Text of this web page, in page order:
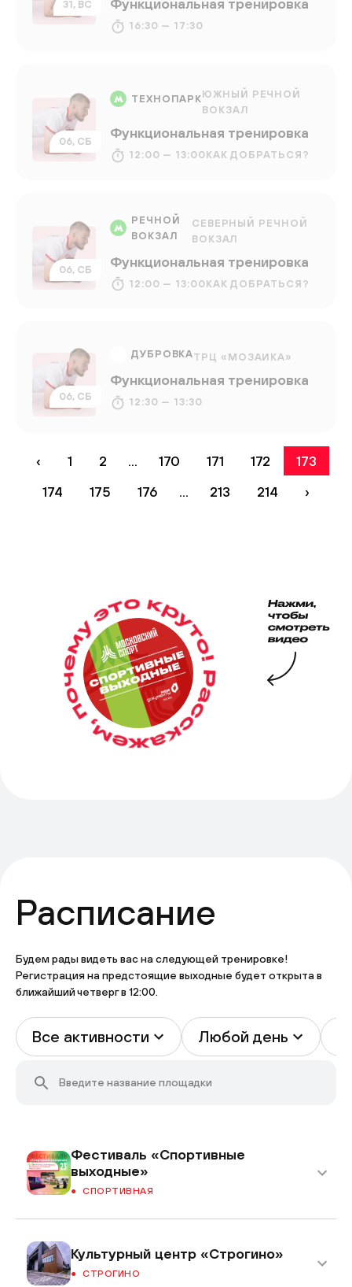
31, ВС Функциональная тренировка
16:30 — 17:30
06, СБ
ТЕХНОПАРКЮЖНЫЙ РЕЧНОЙ
ВОКЗАЛ
Функциональная тренировка
12:00 — 13:00КАК ДОБРАТЬСЯ?
06, СБ
РЕЧНОЙ
ВОКЗАЛ
СЕВЕРНЫЙ РЕЧНОЙ
ВОКЗАЛ
Функциональная тренировка
12:00 — 13:00КАК ДОБРАТЬСЯ?
06, СБ
ДУБРОВКАТРЦ «МОЗАИКА»
Функциональная тренировка
12:30 — 13:30
‹ 1 2 ... 170 171 172
173
174
175 176 ... 213 214 ›
Расписание
Будем рады видеть вас на следующей тренировке!
Регистрация на предстоящие выходные будет открыта в
ближайший четверг в 12:00.
Все активности Любой день
Фестиваль «Спортивные
выходные»
СПОРТИВНАЯ
Культурный центр «Строгино»
СТРОГИНО